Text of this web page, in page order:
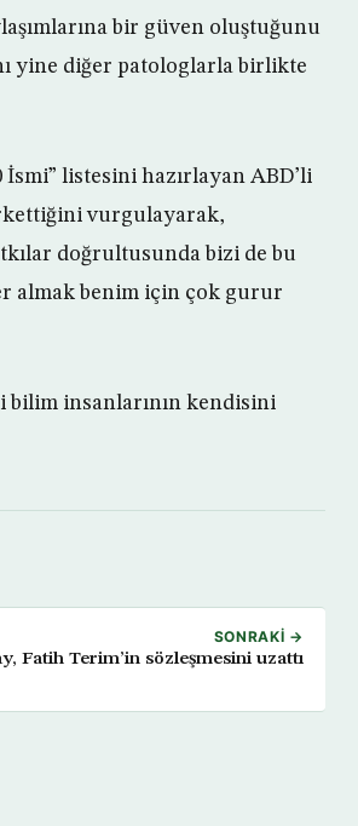
bir güven oluştuğunu
yine diğer patologlarla birlikte
listesini hazırlayan ABD’li
vurgulayarak,
doğrultusunda bizi de bu
almak benim için çok gurur
bilim insanlarının kendisini
SONRAKI →
Fatih Terim’in sözleşmesini uzattı